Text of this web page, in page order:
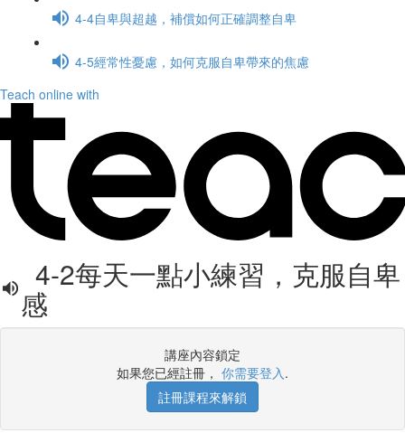
4-4自卑與超越，補償如何正確調整自卑
4-5經常性憂慮，如何克服自卑帶來的焦慮
Teach online with
4-2每天一點小練習，克服自卑
感
講座內容鎖定
如果您已經註冊， 你需要登入.
註冊課程來解鎖